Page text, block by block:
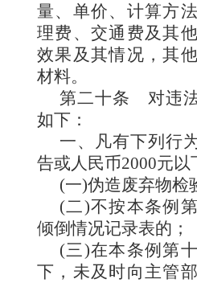
量、单价、计算方
理费、交通费及其
效果及其情况，其
材料。
第二十条 对违
如下：
一、凡有下列行
告或人民币2000元以
(一)伪造废弃物检
(二)不按本条例
倾倒情况记录表的；
(三)在本条例第
下，未及时向主管